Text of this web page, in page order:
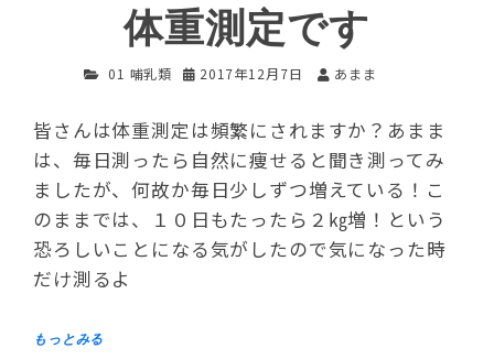
体重測定です
01 哺乳類 2017年12月7日 あまま
皆さんは体重測定は頻繁にされますか？あまま
は、毎日測ったら自然に痩せると聞き測ってみ
ましたが、何故か毎日少しずつ増えている！こ
のままでは、１０日もたったら２㎏増！という
恐ろしいことになる気がしたので気になった時
だけ測るよ